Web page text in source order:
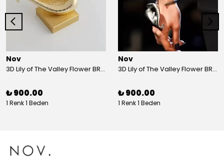
Nov
3D Lily of The Valley Flower BRACELET G
₺ 900.00
1 Renk 1 Beden
Nov
3D Lily of The Valley Flower BRACELET S
₺ 900.00
1 Renk 1 Beden